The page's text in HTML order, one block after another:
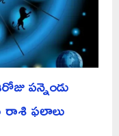
పన్నెండు
రాశి ఫలాలు